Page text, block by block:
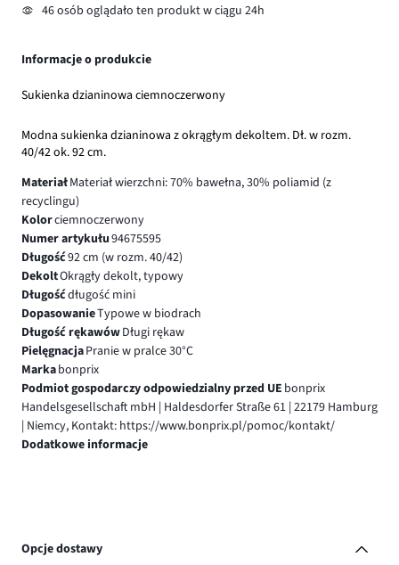
46 osób oglądało ten produkt w ciągu 24h
Informacje o produkcie
Sukienka dzianinowa ciemnoczerwony
Modna sukienka dzianinowa z okrągłym dekoltem. Dł. w rozm.
40/42 ok. 92 cm.
MateriałMateriał wierzchni: 70% bawełna, 30% poliamid (z
recyclingu)
Kolorciemnoczerwony
Numer artykułu94675595
Długość92 cm (w rozm. 40/42)
DekoltOkrągły dekolt, typowy
Długośćdługość mini
DopasowanieTypowe w biodrach
Długość rękawówDługi rękaw
PielęgnacjaPranie w pralce 30°C
Markabonprix
Podmiot gospodarczy odpowiedzialny przed UE bonprix
Handelsgesellschaft mbH | Haldesdorfer Straße 61 | 22179 Hamburg
| Niemcy, Kontakt: https://www.bonprix.pl/pomoc/kontakt/
Dodatkowe informacje
Opcje dostawy